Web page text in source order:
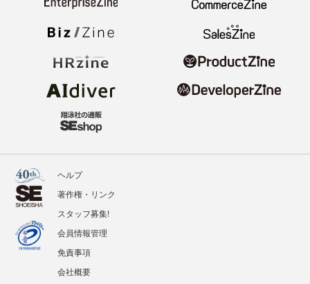
ヘルプ
著作権・リンク
スタッフ募集!
会員情報管理
免責事項
会社概要